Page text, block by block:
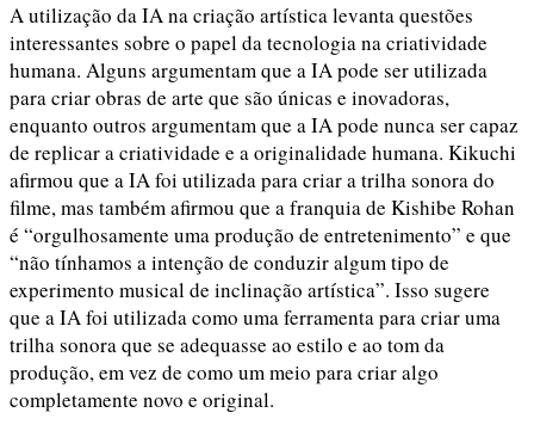
A utilização da IA na criação artística levanta questões
interessantes sobre o papel da tecnologia na criatividade
humana. Alguns argumentam que a IA pode ser utilizada
para criar obras de arte que são únicas e inovadoras,
enquanto outros argumentam que a IA pode nunca ser capaz
de replicar a criatividade e a originalidade humana. Kikuchi
afirmou que a IA foi utilizada para criar a trilha sonora do
filme, mas também afirmou que a franquia de Kishibe Rohan
é “orgulhosamente uma produção de entretenimento” e que
“não tínhamos a intenção de conduzir algum tipo de
experimento musical de inclinação artística”. Isso sugere
que a IA foi utilizada como uma ferramenta para criar uma
trilha sonora que se adequasse ao estilo e ao tom da
produção, em vez de como um meio para criar algo
completamente novo e original.